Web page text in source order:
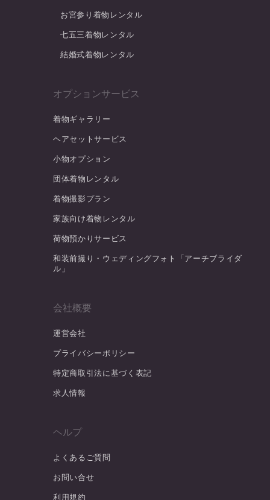
お宮参り着物レンタル
七五三着物レンタル
結婚式着物レンタル
オプションサービス
着物ギャラリー
ヘアセットサービス
小物オプション
団体着物レンタル
着物撮影プラン
家族向け着物レンタル
荷物預かりサービス
和装前撮り・ウェディングフォト「アーチブライダ
ル」
会社概要
運営会社
プライバシーポリシー
特定商取引法に基づく表記
求人情報
ヘルプ
よくあるご質問
お問い合せ
利用規約